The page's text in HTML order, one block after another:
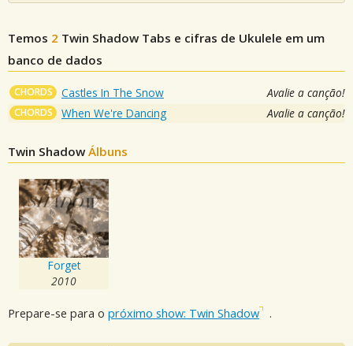
Temos 2 Twin Shadow Tabs e cifras de Ukulele em um
banco de dados
CHORDS Castles In The Snow Avalie a canção!
CHORDS When We're Dancing Avalie a canção!
Twin Shadow Álbuns
Forget
2010
Prepare-se para o próximo show: Twin Shadow .